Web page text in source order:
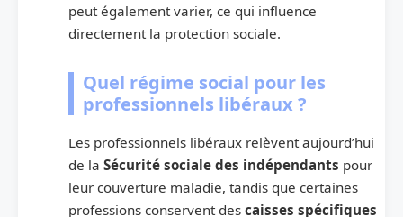
peut également varier, ce qui influence
directement la protection sociale.
Quel régime social pour les
professionnels libéraux ?
Les professionnels libéraux relèvent aujourd’hui
de la Sécurité sociale des indépendants pour
leur couverture maladie, tandis que certaines
professions conservent des caisses spécifiques